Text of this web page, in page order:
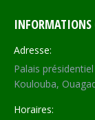
INFORMATIONS
Adresse:
Palais
Koulouba,
Horaires: